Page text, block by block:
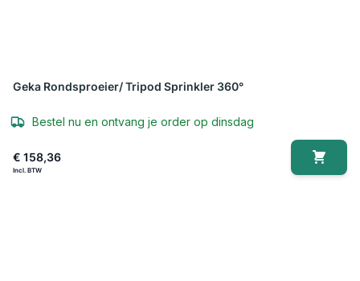
Geka Rondsproeier/ Tripod Sprinkler 360°
Bestel nu en ontvang je order op dinsdag
€ 158,36